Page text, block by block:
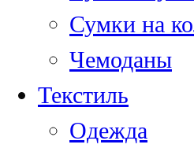
Сумки на
Чемоданы
Текстиль
Одежда